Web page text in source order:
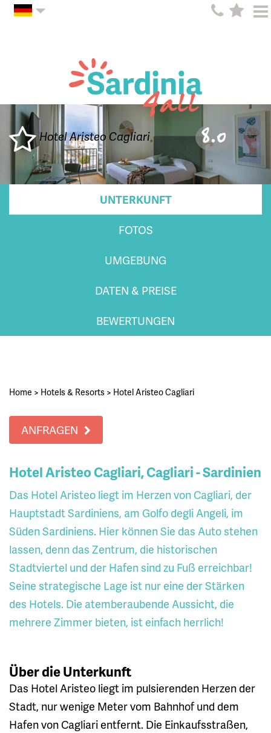
Hotel Aristeo Cagliari 8.0
UNTERKUNFT
FOTOS
UMGEBUNG
DATEN & PREISE
BEWERTUNGEN
Home > Hotels & Resorts > Hotel Aristeo Cagliari
ANFRAGEN
Hotel Aristeo Cagliari, Cagliari - Sardinien
Das Hotel Aristeo liegt im Herzen von Cagliari, der
Hauptstadt Sardiniens, am Golfo degli Angeli, im
Süden Sardiniens. Hier können Sie das Auto stehen
lassen, denn das Zentrum, die historischen
Stadtviertel und der Hafen sind zu Fuß erreichbar!
Seine strategische Lage ist nur eine der Stärken
des Hotels. Die atemberaubende Aussicht, die
mehrere Zimmer bieten, ist einfach herrlich!
Über die Unterkunft
Das Hotel Aristeo liegt im pulsierenden Herzen der
Stadt, nur wenige Meter vom Bahnhof und dem
Hafen von Cagliari entfernt. Die Einkaufsstraßen,